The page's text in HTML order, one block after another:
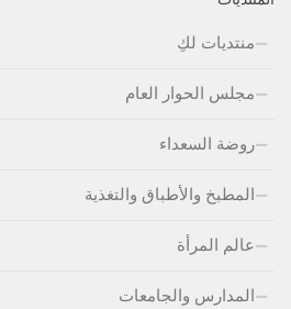
منتديات لكِ
مجلس الحوار العام
روضة السعداء
المطبخ والأطباق والتغذية
عالم المرأة
المدارس والجامعات